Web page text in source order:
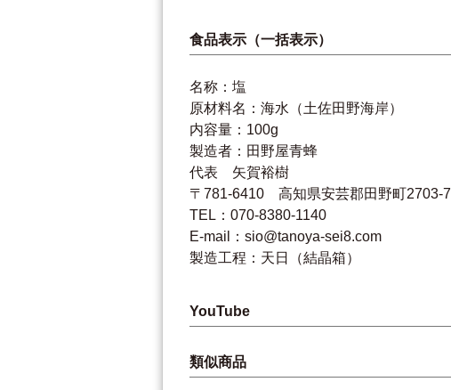
食品表示（一括表示）
名称：塩
原材料名：海水（土佐田野海岸）
内容量：100g
製造者：田野屋青蜂
代表 矢賀裕樹
〒781-6410 高知県安芸郡田野町2703-7
TEL：070-8380-1140
E-mail：sio@tanoya-sei8.com
製造工程：天日（結晶箱）
YouTube
類似商品